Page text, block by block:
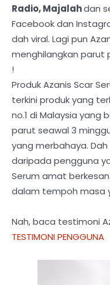
Radio, Majalahdan
Facebook dan
dah viral. Lagi pun
menghilangkan parut
!
Produk Azanis Scar
terkini produk yang
no.1 di Malaysia yang
parut seawal 3
yang merbahaya.
daripada pengguna
Serum amat
dalam tempoh masa
Nah, baca testimoni
TESTIMONI PENGGUNA